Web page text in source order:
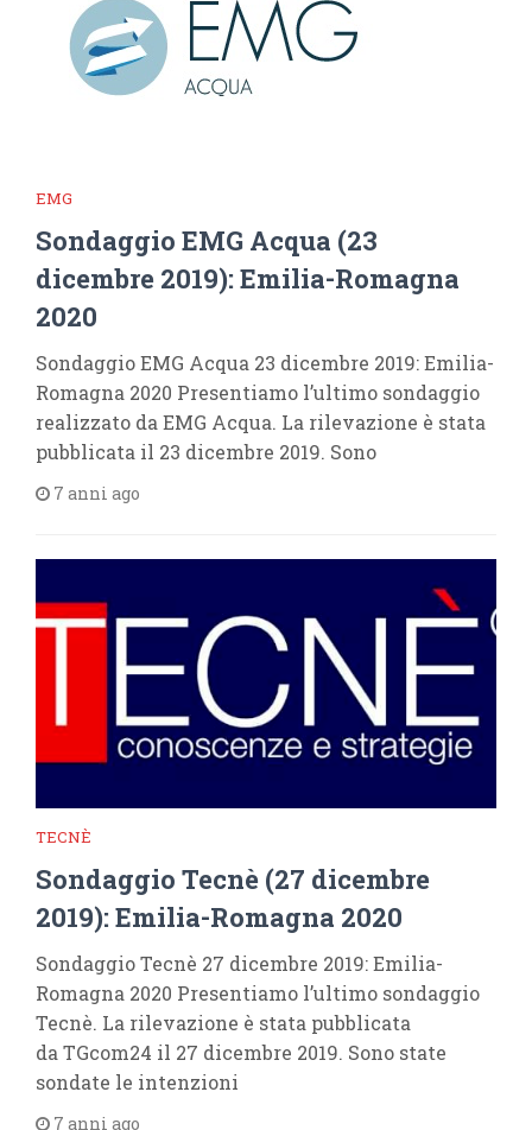
EMG
Sondaggio EMG Acqua (23
dicembre 2019): Emilia-Romagna
2020
Sondaggio EMG Acqua 23 dicembre 2019: Emilia-
Romagna 2020 Presentiamo l’ultimo sondaggio
realizzato da EMG Acqua. La rilevazione è stata
pubblicata il 23 dicembre 2019. Sono
7 anni ago
TECNÈ
Sondaggio Tecnè (27 dicembre
2019): Emilia-Romagna 2020
Sondaggio Tecnè 27 dicembre 2019: Emilia-
Romagna 2020 Presentiamo l’ultimo sondaggio
Tecnè. La rilevazione è stata pubblicata
da TGcom24 il 27 dicembre 2019. Sono state
sondate le intenzioni
7 anni ago